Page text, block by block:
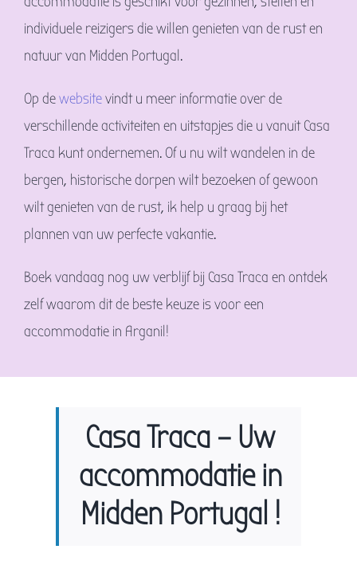
individuele reizigers die willen genieten van de rust en
natuur van Midden Portugal.
Op dewebsitevindt u meer informatie over de
verschillende activiteiten en uitstapjes die u vanuit Casa
Traca kunt ondernemen. Of u nu wilt wandelen in de
bergen, historische dorpen wilt bezoeken of gewoon
wilt genieten van de rust, ik help u graag bij het
plannen van uw perfecte vakantie.
Boek vandaag nog uw verblijf bij Casa Traca en ontdek
zelf waarom dit de beste keuze is voor een
accommodatie in Arganil!
Casa Traca – Uw
accommodatie in
Midden Portugal !